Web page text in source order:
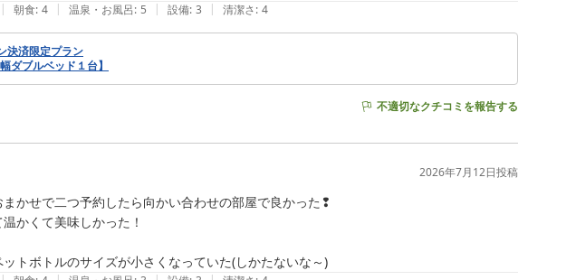
| 朝食: 4 | 温泉・お風呂: 5 | 設備: 3 | 清潔さ: 4
決済限定プラン
ダブルベッド１台】
不適切なクチコミを報告する
2026年7月12日投稿
かせで二つ予約したら向かい合わせの部屋で良かった❢
かくて美味しかった！
トボトルのサイズが小さくなっていた(しかたないな～)